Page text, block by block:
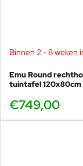
horeca.
Binnen 2 - 8 weken
Emu Round
tuintafel 120x80cm
€749,00